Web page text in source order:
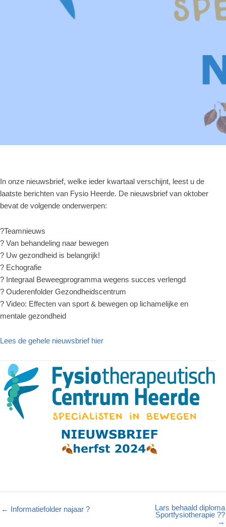
In onze nieuwsbrief, welke ieder kwartaal verschijnt, leest u de
laatste berichten van Fysio Heerde. De nieuwsbrief van oktober
bevat de volgende onderwerpen:
?Teamnieuws
? Van behandeling naar bewegen
? Uw gezondheid is belangrijk!
? Echografie
? Integraal Beweegprogramma wegens succes verlengd
? Ouderenfolder Gezondheidscentrum
? Video: Effecten van sport & bewegen op lichamelijke en
mentale gezondheid
Lees de gehele nieuwsbrief hier
← Informatiefolder najaar ?
Lars behaald diploma
Sportfysiotherapie ?‍?
→